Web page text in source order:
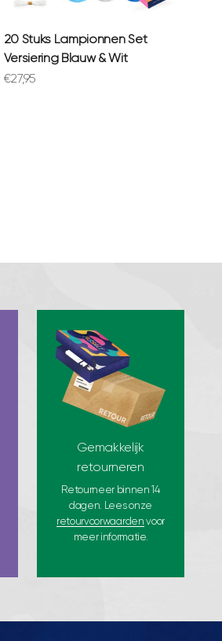
20 Stuks Lampionnen Set
Versiering Blauw & Wit
Aanbiedingsprijs
€27,95
Gemakkelijk
retourneren
Retourneer binnen 14
dagen. Lees onze
retourvoorwaarden voor
meer informatie.